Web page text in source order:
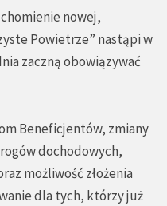
nowej,
Powietrze” nastąpi w
zaczną obowiązywać
Beneficjentów, zmiany
dochodowych,
możliwość złożenia
dla tych, którzy już